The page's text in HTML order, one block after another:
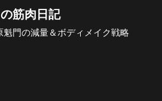
筋肉日記
門の減量＆ボディメイク戦略